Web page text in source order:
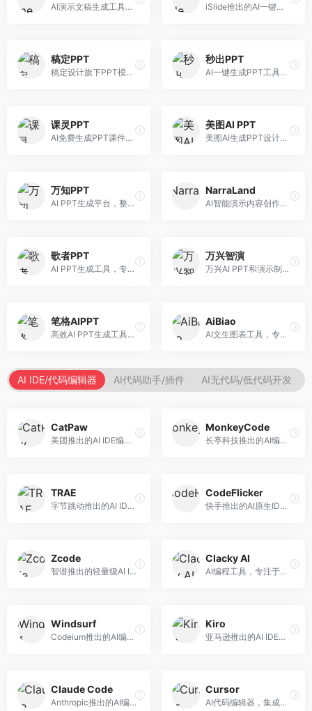
AI演示文稿生成工具，专注于故事化演示创作。面向创业者和营销人员，提供故事叙述、视觉设计、内容生成等服务，演示文稿叙事性强。 iSlide推出的AI一键设计精美PPT工具。面向PPT设计用户，提供模板库、内容生成、设计优化等服务，与iSlide插件深度整合。
稿定PPT
稿定设计旗下PPT模板资源库，整合AI生成功能。面向设计师和职场人士，提供海量PPT模板、AI内容生成等服务，模板质量高。
秒出PPT
AI一键生成PPT工具，专注于快速演示文稿制作。面向职场人士，支持主题输入、内容生成、模板套用等功能，PPT生成速度快，适合紧急制作场景。
课灵PPT
AI免费生成PPT课件平台，专注于教育场景。面向教师和教育工作者，提供课件生成、教学设计、模板选择等服务，教育适配性强。
美图AI PPT
美图AI生成PPT设计工具，整合图像处理能力。面向设计师和职场人士，提供PPT生成、图片美化、设计优化等服务，视觉设计美观。
万知PPT
AI PPT生成平台，整合知识库与创作功能。面向职场人士，支持内容检索、PPT生成、设计优化等服务，知识整合能力强。
NarraLand
AI智能演示内容创作平台，专注于叙事演示。面向内容创作者，提供故事创作、演示生成、动画设计等服务，演示内容生动有趣。
歌者PPT
AI PPT生成工具，专注于演示文稿智能创作。面向职场人士，支持主题输入、内容生成、设计美化等功能，PPT制作效率高。
万兴智演
万兴AI PPT和演示制作软件，整合视频演示功能。面向职场人士和教育工作者，提供PPT生成、演示录制、视频制作等服务，演示功能完善。
笔格AIPPT
高效AI PPT生成工具，专注于演示文稿智能创作。面向职场人士，支持主题输入、内容生成、设计美化等功能，PPT制作效率高。
AiBiao
AI文生图表工具，专注于数据可视化展示。面向数据分析师和职场人士，提供图表生成、数据可视化、PPT嵌入等服务，数据展示专业。
AI IDE/代码编辑器 AI代码助手/插件 AI无代码/低代码开发
CatPaw
美团推出的AI IDE编程工具，专注于本地开发生态。面向开发者，提供智能代码补全、代码生成、项目管理等服务，本地开发体验好。
MonkeyCode
长亭科技推出的AI编程助手，专注于安全开发。面向开发者，提供代码生成、安全检测、漏洞修复等服务，安全开发能力强。
TRAE
字节跳动推出的AI IDE编程工具，深度集成大模型能力。面向开发者，提供智能代码补全、代码解释、重构优化等服务，编程效率显著提升。
CodeFlicker
快手推出的AI原生IDE，专注于短视频相关开发。面向快手生态开发者，提供代码生成、调试辅助等服务，与快手开发生态深度整合。
Zcode
智谱推出的轻量级AI IDE，基于GLM模型。面向开发者，提供智能代码补全、代码生成、错误检测等服务，中文编程支持好。
Clacky AI
AI编程工具，专注于代码智能生成与优化。面向开发者，提供代码生成、代码重构、错误修复等服务，编程效率高。
Windsurf
Codeium推出的AI编程工具，专注于代码智能辅助。面向开发者，提供代码补全、代码生成、代码解释等服务，多语言支持完善。
Kiro
亚马逊推出的AI IDE，深度整合AWS云服务。面向AWS开发者，提供代码生成、云服务集成、部署自动化等服务，与AWS生态无缝衔接。
Claude Code
Anthropic推出的AI编程工具，基于Claude模型。面向开发者，提供代码生成、代码审查、调试辅助等服务，代码质量高，推理能力强。
Cursor
AI代码编辑器，集成GPT-4模型，专注于智能编程辅助。面向开发者，提供代码生成、代码解释、错误修复等服务，编程体验流畅，开发效率高。